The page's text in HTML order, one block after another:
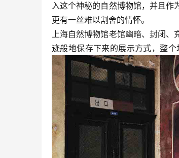
入这个神秘的自然博物馆，并且作
更有一丝难以割舍的情怀。
上海自然博物馆老馆幽暗、封闭、
迹般地保存下来的展示方式，整